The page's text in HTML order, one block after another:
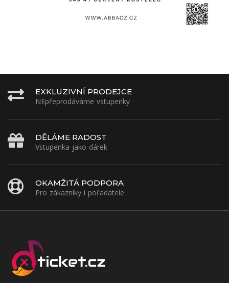
EXKLUZIVNÍ PRODEJCE
NEpřeprodáváme vstupenky
DĚLÁME RADOST
Vstupenka jako dárek
OKAMŽITÁ PODPORA
Pro zákazníky i pořadatele